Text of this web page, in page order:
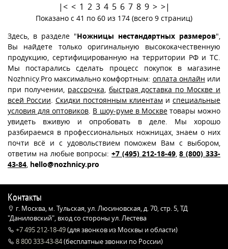
|< < 1 2 3 4 5 6 7 8 9 > >|
Показано с 41 по 60 из 174 (всего 9 страниц)
Здесь, в разделе "Ножницы нестандартных размеров",
Вы найдете только оригинальную высококачественную
продукцию, сертифицированную на территории РФ и ТС.
Мы постарались сделать процесс покупок в магазине
Nozhnicy.Pro максимально комфортным: оплата онлайн или
при получении, рассрочка быстрая доставка по Москве и
всей России Скидки постоянным клиентам и специальные
условия для оптовиков В шоу-руме в Москветовары можно
увидеть вживую и опробовать в деле. Мы хорошо
разбираемся в профессиональных ножницах, знаем о них
почти всё и с удовольствием поможем Вам с выбором,
ответим на любые вопросы:+7 (495) 212-18-49,8 (800) 333-
43-84 hello@nozhnicy.pro
Контакты
г. Москва, м. Тульская, ул. Люсиновская, д. 70, стр. 5, ТД
"Даниловский", вход со стороны ул. Лестева
+7 495 212-18-49(для звонков из Москвы и области)
8 800 333-43-84(бесплатные звонки по России)